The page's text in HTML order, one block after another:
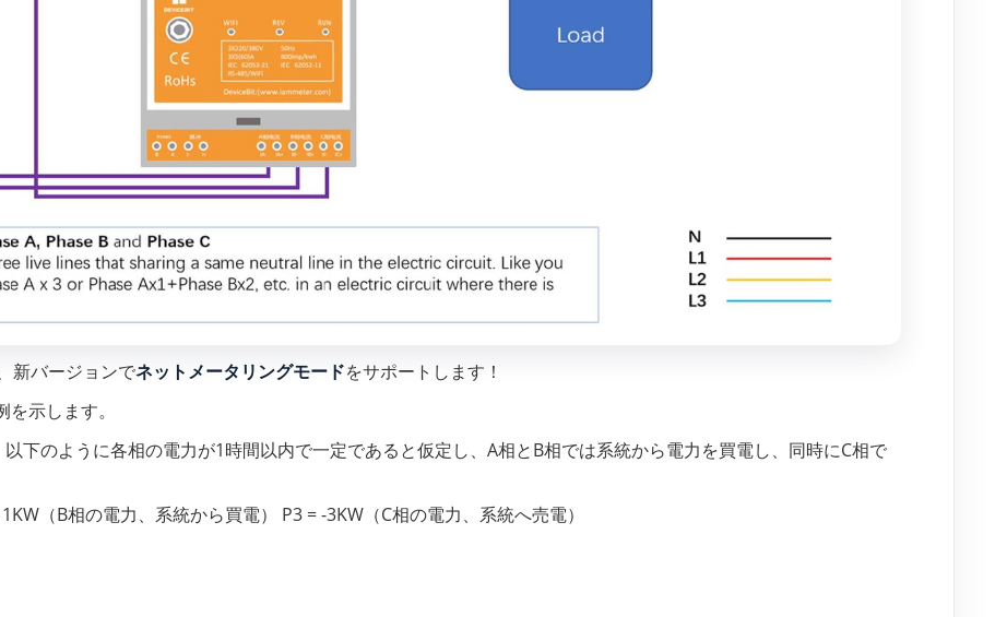
新バージョンでネットメータリングモードをサポートします！
示します。
下のように各相の電力が1時間以内で一定であると仮定し、A相とB相では系統から電力を買電し、同時にC相で
（B相の電力、系統から買電） P3 = -3KW（C相の電力、系統へ売電）